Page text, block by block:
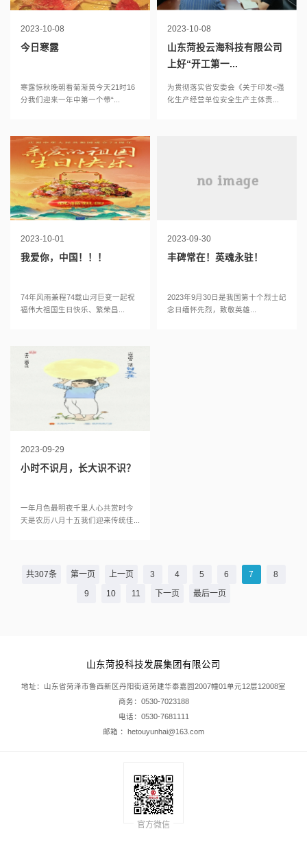
2023-10-08
今日寒露
寒露惊秋晚朝看菊渐黄今天21时16
分我们迎来一年中第一个带“...
2023-10-08
山东菏投云海科技有限公司
上好“开工第一...
为贯彻落实省安委会《关于印发<强
化生产经营单位安全生产主体责...
2023-10-01
我爱你，中国！！！
74年风雨兼程74载山河巨变一起祝
福伟大祖国生日快乐、繁荣昌...
2023-09-30
丰碑常在！英魂永驻！
2023年9月30日是我国第十个烈士纪
念日缅怀先烈，致敬英雄...
2023-09-29
小时不识月，长大识不识？
一年月色最明夜千里人心共赏时今
天是农历八月十五我们迎来传统佳...
共307条 第一页 上一页 3 4 5 6 7
8
9
10 11 下一页 最后一页
山东菏投科技发展集团有限公司
地址：山东省菏泽市鲁西新区丹阳街道菏建华泰嘉园2007幢01单元12层12008室
商务：0530-7023188
电话：0530-7681111
邮箱 ：hetouyunhai@163.com
官方微信